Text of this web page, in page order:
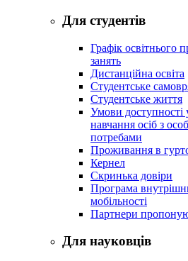
Для студентів
Графік освітнього
занять
Дистанційна освіта
Студентське
Студентське життя
Умови доступності
навчання осіб з
потребами
Проживання в
Кернел
Скринька довіри
Програма
мобільності
Партнери
Для науковців